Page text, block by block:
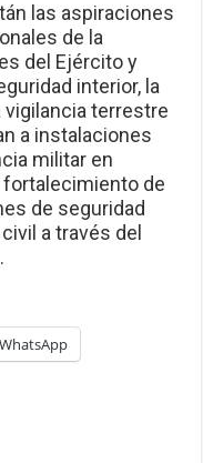
las aspiraciones
de la
del Ejército y
interior, la
vigilancia terrestre
a instalaciones
militar en
de
de seguridad
a través del
WhatsApp